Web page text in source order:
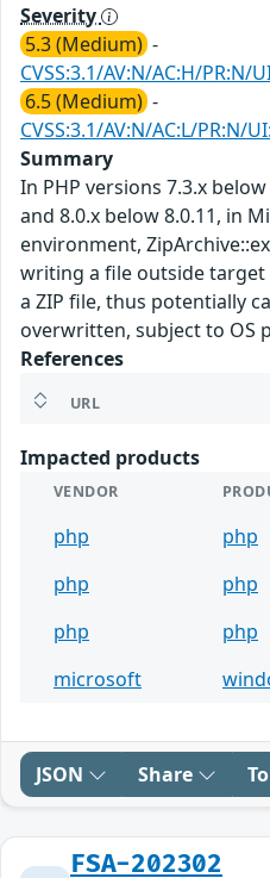
Severity
5.3 (Medium) -
CVSS:3.1/AV:N/AC:H/PR:N/
6.5 (Medium) -
CVSS:3.1/AV:N/AC:L/PR:N/
Summary
In PHP versions 7.3.x
and 8.0.x below 8.0.11, in
environment,
writing a file outside
a ZIP file, thus potentially
overwritten, subject to OS
References
URL
Impacted products
VENDOR
php php
php
php
php
php
microsoft
JSON Share
FSA-202302